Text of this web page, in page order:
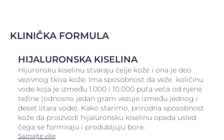
Bogate hidratantne kreme za lice.
KLINIČKA FORMULA
HIJALURONSKA KISELINA
Hijuronsku kiselinu stvaraju ćeije kože i ona je deo
vezivnog tkiva kože. Ima sposobnost da veže količinu
vode koja je između 1.000 i 10.000 puta veća od njene
težine (odnosno jedan gram vezuje između jednog i
deset litara vode). Kako starimo, prirodna sposobnost
kože da proizvodi hijaluronsku kiselinu opada usled
čega se formiraju i produbljuju bore.
Saznajte više